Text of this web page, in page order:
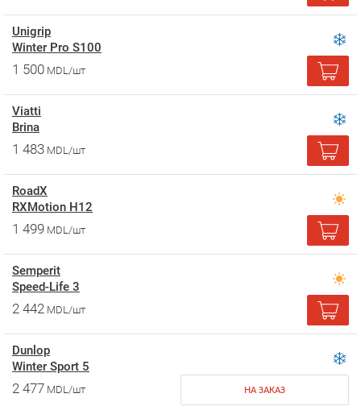
Unigrip
Winter Pro S100
1 500 MDL/шт
Viatti
Brina
1 483 MDL/шт
RoadX
RXMotion H12
1 499 MDL/шт
Semperit
Speed-Life 3
2 442 MDL/шт
Dunlop
Winter Sport 5
2 477 MDL/шт НА ЗАКАЗ